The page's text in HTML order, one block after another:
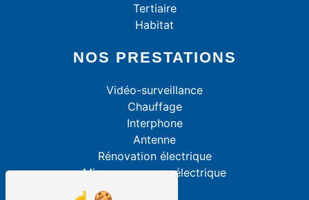
Tertiaire
Habitat
NOS PRESTATIONS
Vidéo-surveillance
Chauffage
Interphone
Antenne
Rénovation électrique
Mise aux normes électrique